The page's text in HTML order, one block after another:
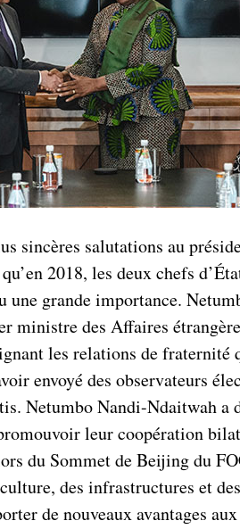
sincères salutations au
2018, les deux chefs
grande importance.
des Affaires
les relations de
envoyé des observateurs
Netumbo Nandi-Ndaitwah a
leur coopération
du Sommet de Beijing du
des infrastructures et
de nouveaux avantages